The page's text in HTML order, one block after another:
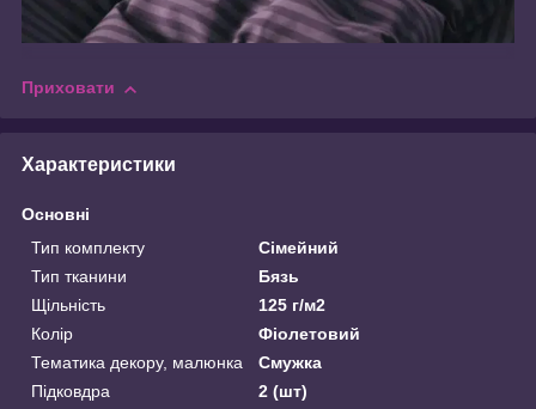
Приховати
Характеристики
Основні
Тип комплекту
Сімейний
Тип тканини
Бязь
Щільність
125 г/м2
Колір
Фіолетовий
Тематика декору, малюнка
Смужка
Підковдра
2 (шт)